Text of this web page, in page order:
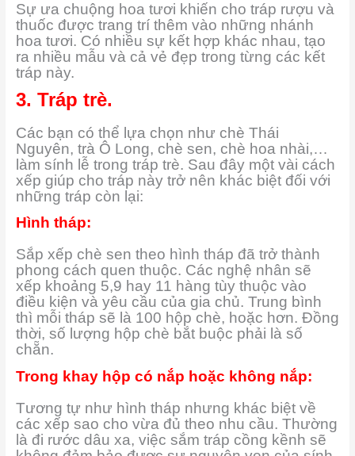
Sự ưa chuộng hoa tươi khiến cho tráp rượu và
thuốc được trang trí thêm vào những nhánh
hoa tươi. Có nhiều sự kết hợp khác nhau, tạo
ra nhiều mẫu và cả vẻ đẹp trong từng các kết
tráp này.
3. Tráp trè.
Các bạn có thể lựa chọn như chè Thái
Nguyên, trà Ô Long, chè sen, chè hoa nhài,…
làm sính lễ trong tráp trè. Sau đây một vài cách
xếp giúp cho tráp này trở nên khác biệt đối với
những tráp còn lại:
Hình tháp:
Sắp xếp chè sen theo hình tháp đã trở thành
phong cách quen thuộc. Các nghệ nhân sẽ
xếp khoảng 5,9 hay 11 hàng tùy thuộc vào
điều kiện và yêu cầu của gia chủ. Trung bình
thì mỗi tháp sẽ là 100 hộp chè, hoặc hơn. Đồng
thời, số lượng hộp chè bắt buộc phải là số
chẵn.
Trong khay hộp có nắp hoặc không nắp:
Tương tự như hình tháp nhưng khác biệt về
các xếp sao cho vừa đủ theo nhu cầu. Thường
là đi rước dâu xa, việc sắm tráp cồng kềnh sẽ